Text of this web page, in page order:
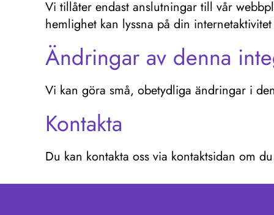
Vi tillåter endast anslutningar till vår
hemlighet kan lyssna på din
Ändringar av denna
Vi kan göra små, obetydliga ändringar i
Kontakta
Du kan kontakta oss via kontaktsidan om